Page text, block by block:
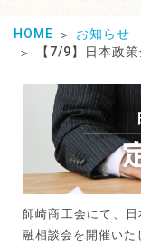
HOME
お知らせ
【7/9】日本政
師崎商工会にて、
融相談会を開催いた